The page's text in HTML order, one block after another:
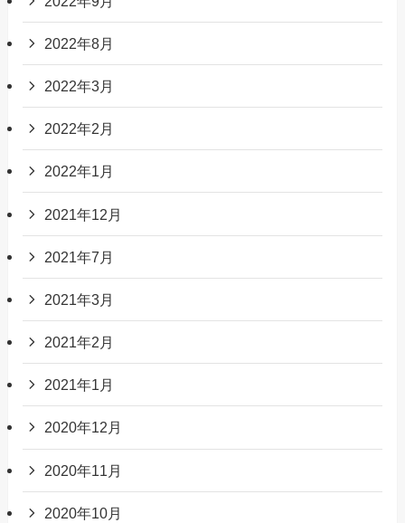
2022年8月
2022年3月
2022年2月
2022年1月
2021年12月
2021年7月
2021年3月
2021年2月
2021年1月
2020年12月
2020年11月
2020年10月